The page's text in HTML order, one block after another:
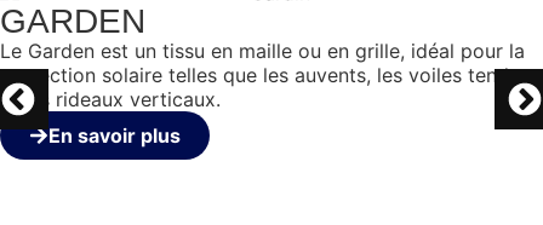
GARDEN
Le Garden est un tissu en maille ou en grille, idéal pour la
protection solaire telles que les auvents, les voiles tendues
et les rideaux verticaux.
En savoir plus